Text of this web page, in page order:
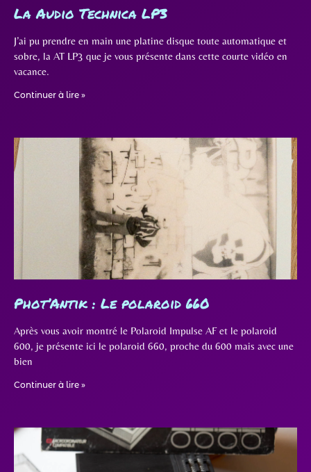
La Audio Technica LP3
J’ai pu prendre en main une platine disque toute automatique et
sobre, la AT LP3 que je vous présente dans cette courte vidéo en
vacance.
Continuer à lire »
Phot’Antik : Le polaroid 660
Après vous avoir montré le Polaroid Impulse AF et le polaroid
600, je présente ici le polaroid 660, proche du 600 mais avec une
bien
Continuer à lire »